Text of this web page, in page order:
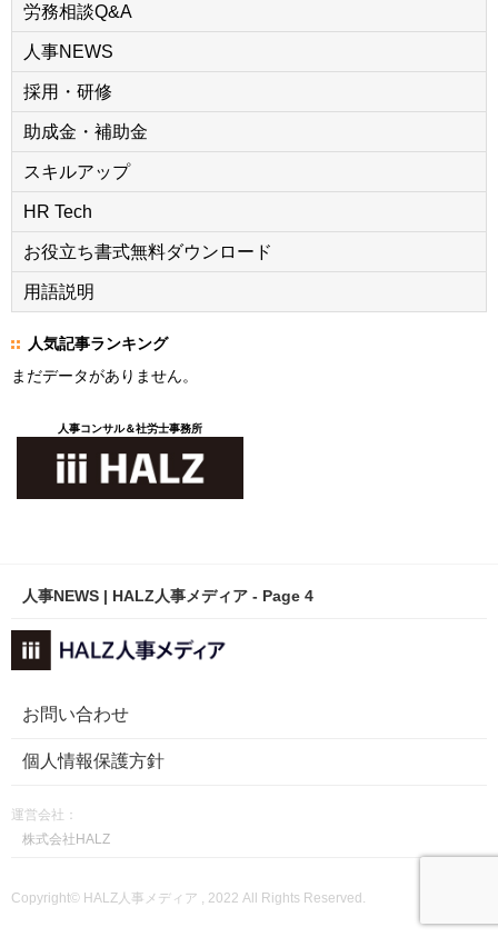
労務相談Q&A
人事NEWS
採用・研修
助成金・補助金
スキルアップ
HR Tech
お役立ち書式無料ダウンロード
用語説明
人気記事ランキング
まだデータがありません。
人事コンサル＆社労士事務所
人事NEWS | HALZ人事メディア - Page 4
お問い合わせ
個人情報保護方針
運営会社：
株式会社HALZ
Copyright© HALZ人事メディア , 2022 All Rights Reserved.